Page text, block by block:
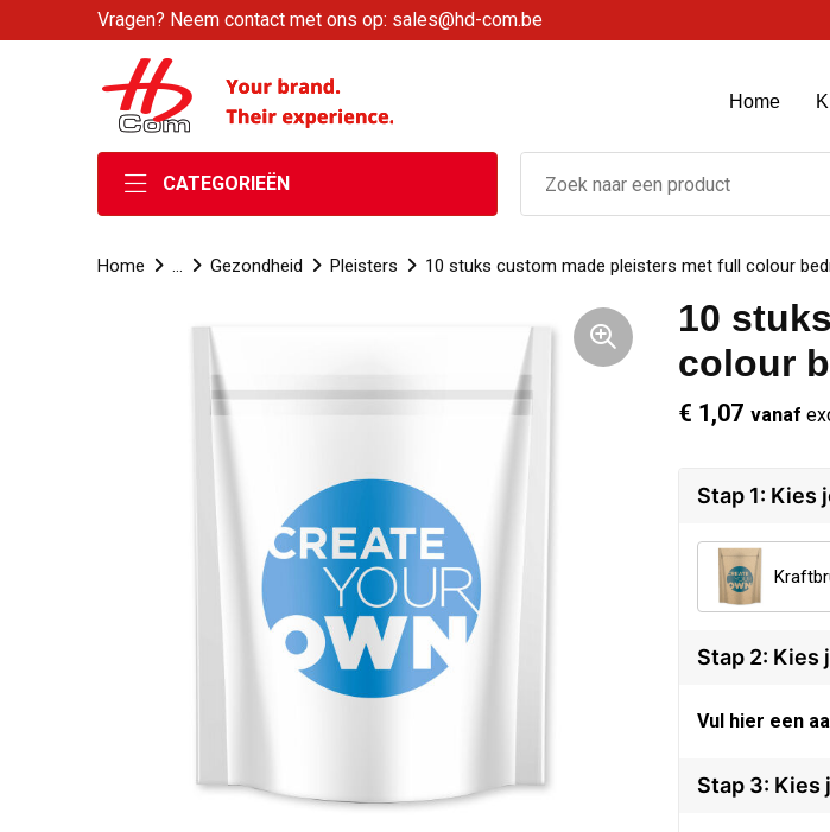
Vragen? Neem contact met ons op: sales@hd-com.be
Home
CATEGORIEËN
Home ... Gezondheid Pleisters 10 stuks custom made pleisters met full colour
10
colour
€ 1,07 vanaf
Stap 1: Kies
Stap 2: Kies
Vul hier een
Stap 3: Kies